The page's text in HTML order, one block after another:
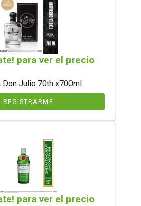
para ver el precio
Don Julio 70th x700ml
REGISTRARME
para ver el precio